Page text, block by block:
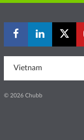
Vietnam
© 2026 Chubb